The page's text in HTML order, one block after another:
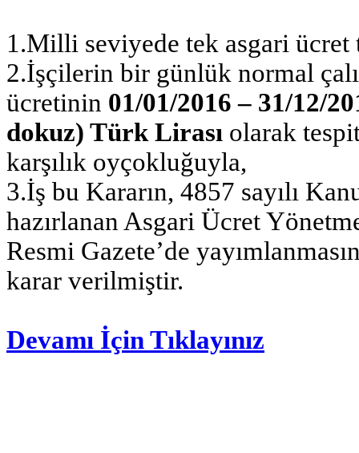
1.Milli seviyede tek asgari
2.İşçilerin bir günlük normal
ücretinin 01/01/2016 – 31/12/
dokuz) Türk Lirası olarak
karşılık oyçokluğuyla,
3.İş bu Kararın, 4857 sayılı
hazırlanan Asgari Ücret
Resmi Gazete’de
karar verilmiştir.
Devamı İçin Tıklayınız